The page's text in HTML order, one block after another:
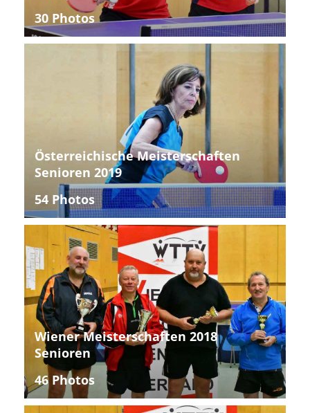
30 Photos
Österreichische Meisterschaften
Senioren 2019
54 Photos
Wiener Meisterschaften 2018
Senioren
46 Photos